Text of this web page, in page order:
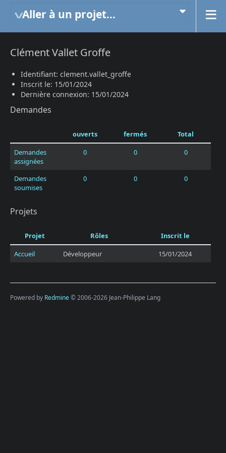
Aller à un projet...
Clément Vallet Groffe
Identifiant: clement.vallet_groffe
Inscrit le: 15/01/2024
Dernière connexion: 15/01/2024
Demandes
ouverts fermés
Total
Demandes
assignées
0 0 0
Demandes
soumises
0 0 0
Projets
Projet Rôles
Inscrit le
Accueil
Développeur 15/01/2024
Powered by Redmine© 2006-2026 Jean-Philippe Lang